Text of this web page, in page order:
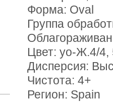
Форма: Oval
Группа
Цвет: уо-Ж.4/4,
Дисперсия:
Чистота: 4+
Регион: Spain